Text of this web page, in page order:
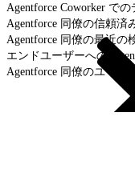
Agentforce Coworker で
Agentforce 同僚の信頼済
Agentforce 同僚の最近の
エンドユーザーへの
Agentforce 同僚のユー